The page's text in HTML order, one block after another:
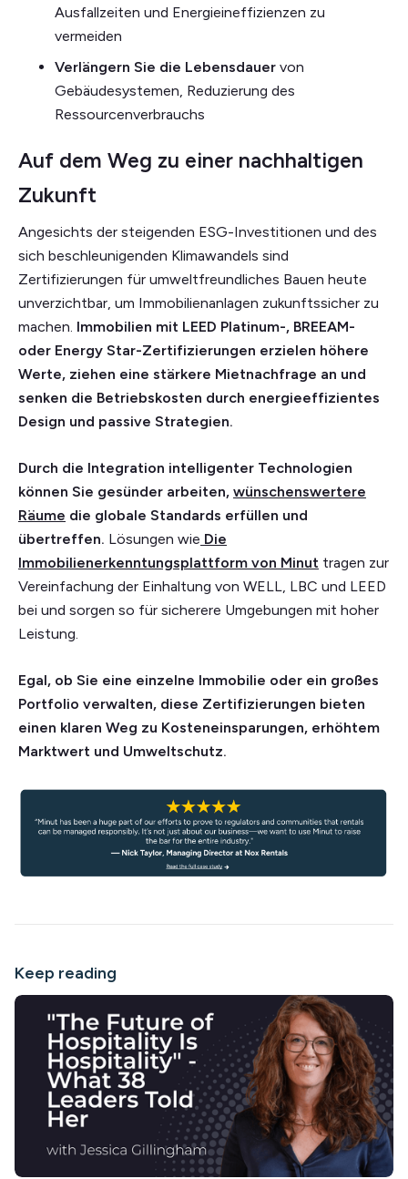
Ausfallzeiten und Energieineffizienzen zu
vermeiden
Verlängern Sie die Lebensdauer von
Gebäudesystemen, Reduzierung des
Ressourcenverbrauchs
Auf dem Weg zu einer nachhaltigen
Zukunft
Angesichts der steigenden ESG-Investitionen und des
sich beschleunigenden Klimawandels sind
Zertifizierungen für umweltfreundliches Bauen heute
unverzichtbar, um Immobilienanlagen zukunftssicher zu
machen. Immobilien mit LEED Platinum-, BREEAM-
oder Energy Star-Zertifizierungen erzielen höhere
Werte, ziehen eine stärkere Mietnachfrage an und
senken die Betriebskosten durch energieeffizientes
Design und passive Strategien.
Durch die Integration intelligenter Technologien
können Sie gesünder arbeiten, wünschenswertere
Räume die globale Standards erfüllen und
übertreffen. Lösungen wie Die
Immobilienerkenntungsplattform von Minut tragen zur
Vereinfachung der Einhaltung von WELL, LBC und LEED
bei und sorgen so für sicherere Umgebungen mit hoher
Leistung.
Egal, ob Sie eine einzelne Immobilie oder ein großes
Portfolio verwalten, diese Zertifizierungen bieten
einen klaren Weg zu Kosteneinsparungen, erhöhtem
Marktwert und Umweltschutz.
Keep reading